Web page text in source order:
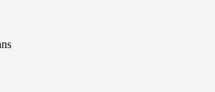
over økonomien din.